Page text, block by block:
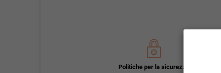
Politiche per la sicurezza